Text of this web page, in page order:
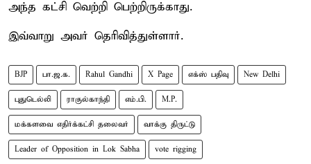
அந்த கட்சி வெற்றி பெற்றிருக்காது.
இவ்வாறு அவர் தெரிவித்துள்ளார்.
BJP பா.ஜ.க. Rahul Gandhi X Page எக்ஸ் பதிவு New Delhi
புதுடெல்லி ராகுல்காந்தி எம்.பி. M.P.
மக்களவை எதிர்க்கட்சி தலைவர் வாக்கு திருட்டு
Leader of Opposition in Lok Sabha vote rigging